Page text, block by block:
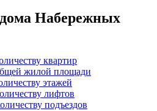
Набережных
квартир
жилой площади
этажей
лифтов
подъездов